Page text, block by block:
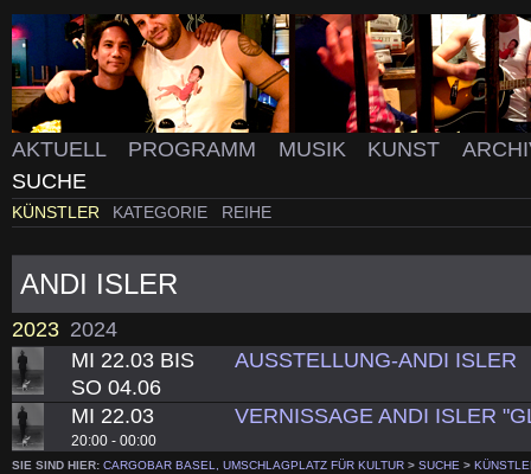
AKTUELL PROGRAMM MUSIK KUNST
SUCHE
KÜNSTLER KATEGORIE REIHE
ANDI ISLER
2023 2024
MI 22.03 BIS
SO 04.06
AUSSTELLUNG-ANDI ISLER
MI 22.03
20:00 - 00:00
VERNISSAGE ANDI ISLER
SIE SIND HIER: CARGOBAR BASEL, UMSCHLAGPLATZ FÜR KULTUR > SUCHE >